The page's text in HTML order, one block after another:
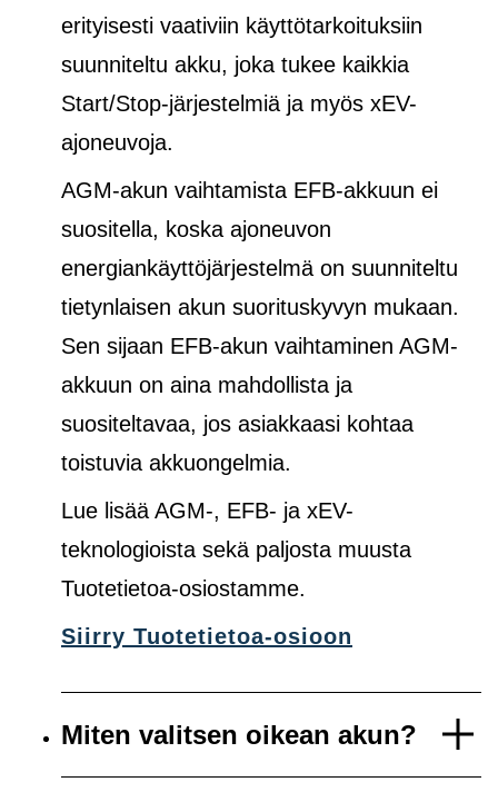
erityisesti vaativiin käyttötarkoituksiin
suunniteltu akku, joka tukee kaikkia
Start/Stop-järjestelmiä ja myös xEV-
ajoneuvoja.
AGM-akun vaihtamista EFB-akkuun ei
suositella, koska ajoneuvon
energiankäyttöjärjestelmä on suunniteltu
tietynlaisen akun suorituskyvyn mukaan.
Sen sijaan EFB-akun vaihtaminen AGM-
akkuun on aina mahdollista ja
suositeltavaa, jos asiakkaasi kohtaa
toistuvia akkuongelmia.
Lue lisää AGM-, EFB- ja xEV-
teknologioista sekä paljosta muusta
Tuotetietoa-osiostamme.
Siirry Tuotetietoa-osioon
Miten valitsen oikean akun?